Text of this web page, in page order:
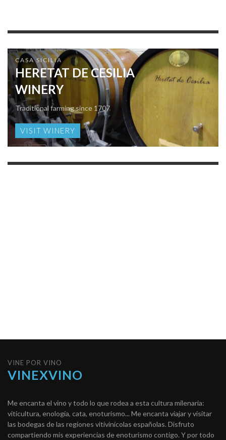
CASA SICILIA
HERETAT DE CESILIA
WINERY
Traditional farming since 1707
VISIT WINERY
VINE POR VINO
VINEXVINO
Me encanta el vino y todo lo que rodea a esta cultura milenaria:
viticultura, enología, cata, enoturismo... Me encanta viajar y visitar
las bodegas de las regiones vitivinícolas españolas. Disfruto
compartiendo mis experiencias de enoturismo contigo. Y por todo